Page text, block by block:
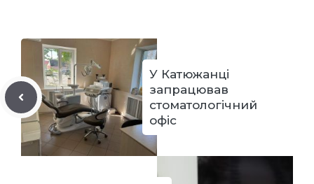
У Катюжанці
запрацював
стоматологічний
офіс